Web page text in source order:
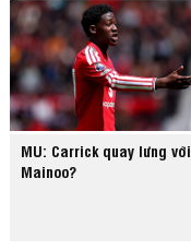
MU: Carrick quay lưng với
Mainoo?